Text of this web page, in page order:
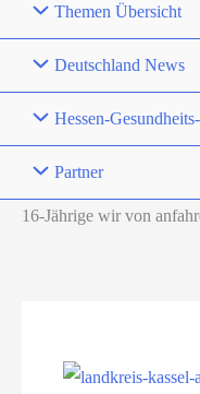
Themen Übersicht
Deutschland News
Hessen-
Partner
16-Jährige wir von